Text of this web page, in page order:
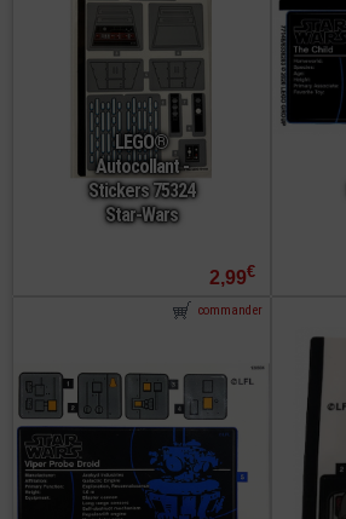
LEGO®
Autocollant -
Stickers 75324
Star-Wars
2,99€
commander